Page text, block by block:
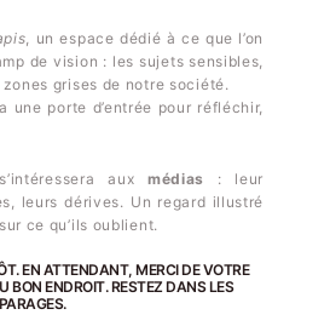
, un espace dédié à ce que l’on
de vision : les sujets sensibles,
grises de notre société.
une porte d’entrée pour réfléchir,
aux médias
: leur
leurs dérives. Un regard illustré
ce qu’ils oublient.
EN ATTENDANT, MERCI DE VOTRE
BON ENDROIT. RESTEZ DANS LES
PARAGES.